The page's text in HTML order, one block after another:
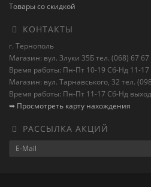
Товары со скидкой
КОНТАКТЫ
г. Тернополь
Магазин: вул. Злуки 35Б тел. (068) 67 67
Время работы: Пн-Пт 10-19 Сб-Нд 11-17
Магазин: вул. Тарнавського, 32 тел.
Время работы: Пн-Пт 11-17 Сб-Нд
➥ Просмотреть карту нахождения
РАССЫЛКА АКЦИЙ